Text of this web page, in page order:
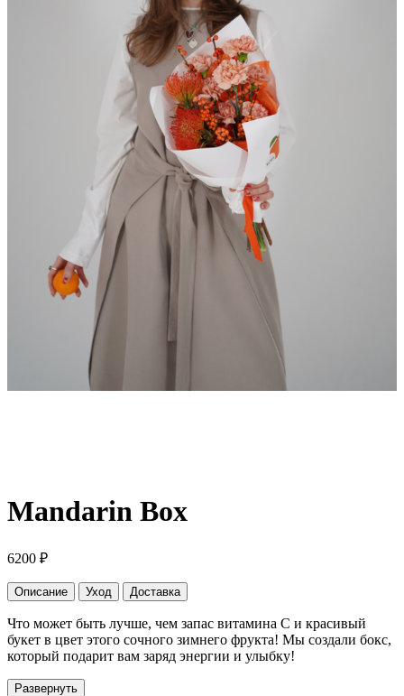
Mandarin Box
6200 ₽
Описание Уход Доставка
Что может быть лучше, чем запас витамина С и красивый
букет в цвет этого сочного зимнего фрукта! Мы создали бокс,
который подарит вам заряд энергии и улыбку!
Развернуть